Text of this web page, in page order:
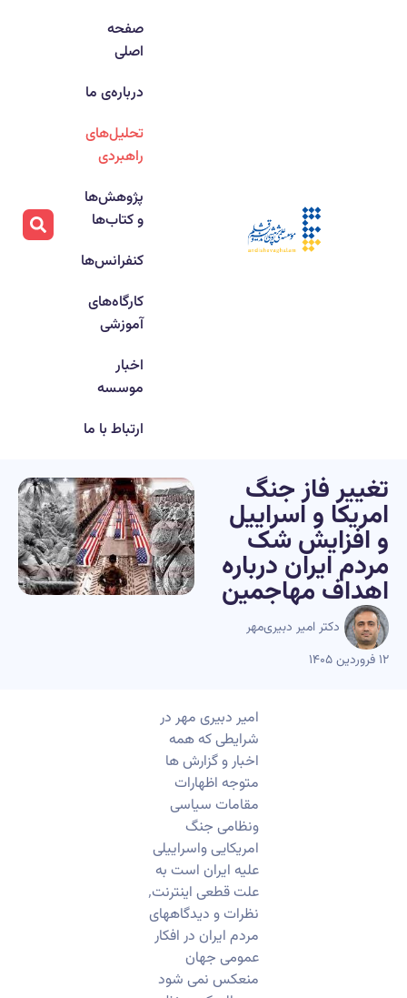
صفحه
اصلی
درباره‌ی ما
تحلیل‌های
راهبردی
پژوهش‌ها
و کتاب‌ها
کنفرانس‌ها
کارگاه‌های
آموزشی
اخبار
موسسه
ارتباط با ما
تغییر فاز جنگ
امریکا و اسراییل
و افزایش شک
مردم ایران درباره
اهداف مهاجمین
دکتر امیر دبیری‌مهر
۱۲ فروردین ۱۴۰۵
امیر دبیری مهر در
شرایطی که همه
اخبار و گزارش ها
متوجه اظهارات
مقامات سیاسی
ونظامی جنگ
امریکایی واسراییلی
علیه ایران است به
علت قطعی اینترنت٬
نظرات و دیدگاههای
مردم ایران در افکار
عمومی جهان
منعکس نمی شود